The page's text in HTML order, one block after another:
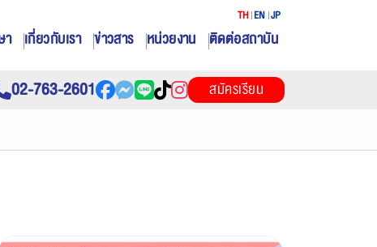
า เกี่ยวกับเรา ข่าวสาร หน่วยงาน ติดต่อสถาบัน
TH EN JP
02-763-2601 สมัครเรียน